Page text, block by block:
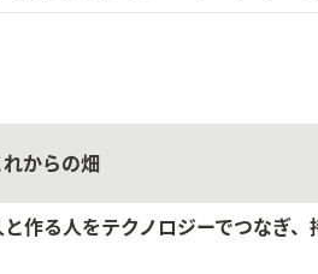
からの畑
作る人をテクノロジーでつなぎ